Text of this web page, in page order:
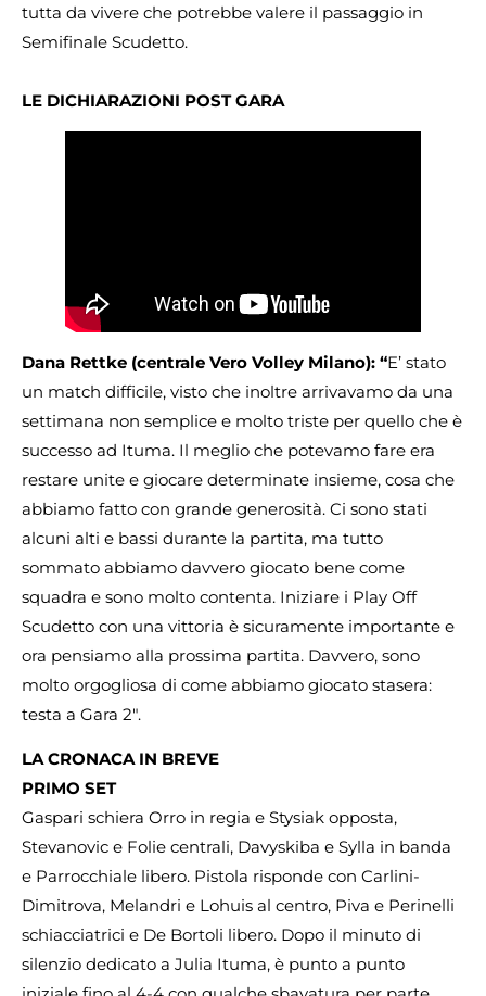
tutta da vivere che potrebbe valere il passaggio in
Semifinale Scudetto.
LE DICHIARAZIONI POST GARA
Dana Rettke (centrale Vero Volley Milano): “E’ stato
un match difficile, visto che inoltre arrivavamo da una
settimana non semplice e molto triste per quello che è
successo ad Ituma. Il meglio che potevamo fare era
restare unite e giocare determinate insieme, cosa che
abbiamo fatto con grande generosità. Ci sono stati
alcuni alti e bassi durante la partita, ma tutto
sommato abbiamo davvero giocato bene come
squadra e sono molto contenta. Iniziare i Play Off
Scudetto con una vittoria è sicuramente importante e
ora pensiamo alla prossima partita. Davvero, sono
molto orgogliosa di come abbiamo giocato stasera:
testa a Gara 2″.
LA CRONACA IN BREVE
PRIMO SET
Gaspari schiera Orro in regia e Stysiak opposta,
Stevanovic e Folie centrali, Davyskiba e Sylla in banda
e Parrocchiale libero. Pistola risponde con Carlini-
Dimitrova, Melandri e Lohuis al centro, Piva e Perinelli
schiacciatrici e De Bortoli libero. Dopo il minuto di
silenzio dedicato a Julia Ituma, è punto a punto